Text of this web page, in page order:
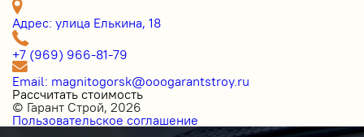
Адрес: улица Елькина, 18
+7 (969) 966-81-79
Email: magnitogorsk@ooogarantstroy.ru
Рассчитать стоимость
© Гарант Строй, 2026
Пользовательское соглашение